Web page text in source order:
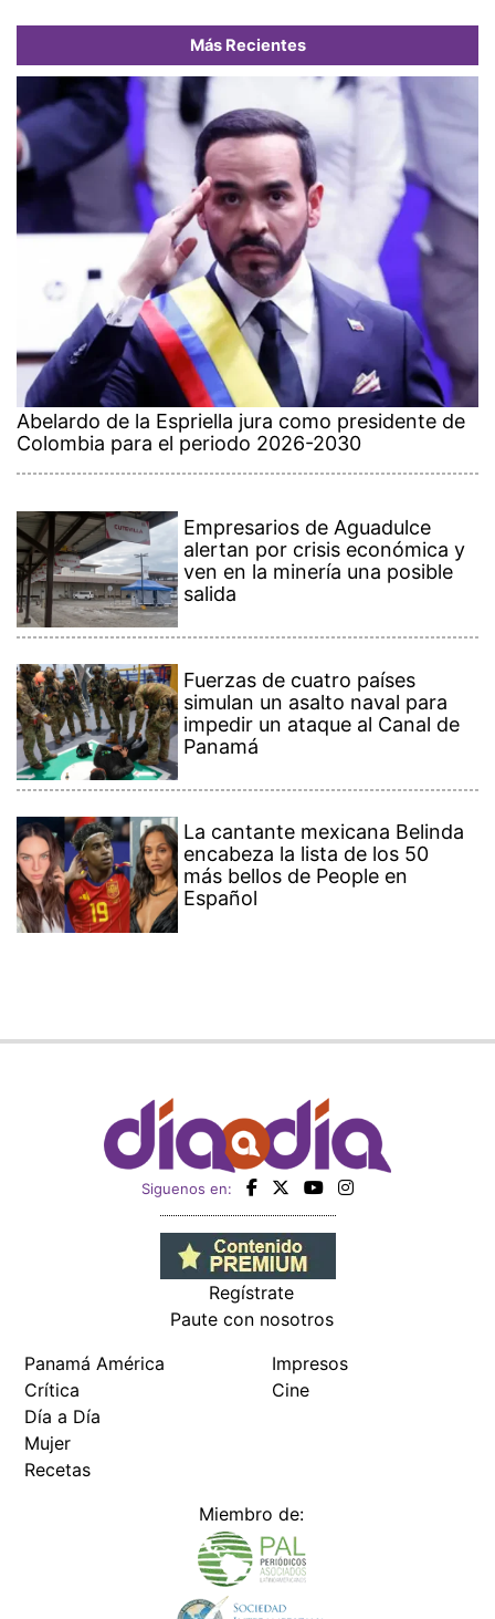
Más Recientes
Abelardo de la Espriella jura como presidente de
Colombia para el periodo 2026-2030
Empresarios de Aguadulce
alertan por crisis económica y
ven en la minería una posible
salida
Fuerzas de cuatro países
simulan un asalto naval para
impedir un ataque al Canal de
Panamá
La cantante mexicana Belinda
encabeza la lista de los 50
más bellos de People en
Español
Siguenos en:
Regístrate
Paute con nosotros
Panamá América
Crítica
Día a Día
Mujer
Recetas
Impresos
Cine
Miembro de: